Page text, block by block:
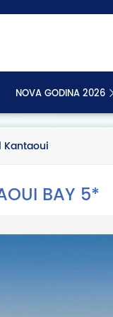
NOVA GODINA 2026
Kantaoui
BAY 5*